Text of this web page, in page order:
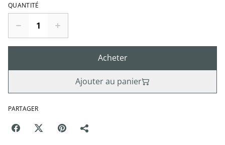
QUANTITÉ
Acheter
Ajouter au panier
PARTAGER